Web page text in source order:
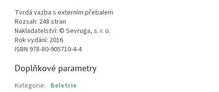
Tvrdá vazba s externím přebalem
Rozsah: 248 stran
Nakladatelství: © Sevruga, s. r. o.
Rok vydání: 2016
ISBN 978-80-905710-4-4
Doplňkové parametry
Kategorie: Beletrie